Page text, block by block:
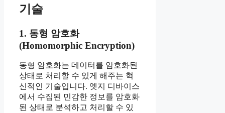
기술
1. 동형 암호화
(Homomorphic Encryption)
동형 암호화는 데이터를 암호화된
상태로 처리할 수 있게 해주는 혁
신적인 기술입니다. 엣지 디바이스
에서 수집된 민감한 정보를 암호화
된 상태로 분석하고 처리할 수 있